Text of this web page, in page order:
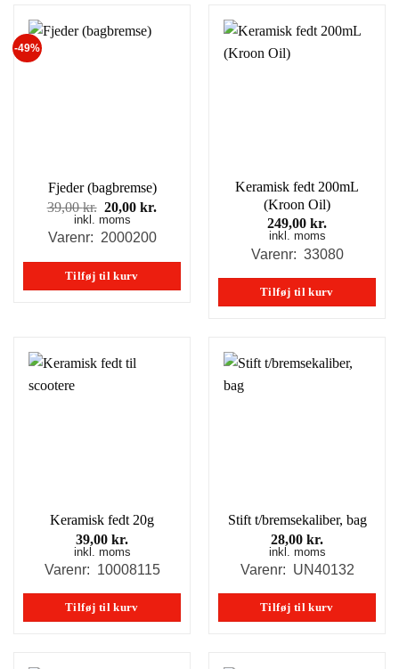
-49%
Fjeder (bagbremse)
39,00kr. Den
oprindelige
pris
39,00 kr..
20,00kr.
pris
20,00 kr..
inkl. moms
Varenr: 2000200
Tilføj til kurv
Keramisk fedt 200mL
(Kroon Oil)
249,00 kr.
inkl. moms
Varenr: 33080
Tilføj til kurv
Keramisk fedt 20g
39,00 kr.
inkl. moms
Varenr: 10008115
Tilføj til kurv
Stift t/bremsekaliber, bag
28,00 kr.
inkl. moms
Varenr: UN40132
Tilføj til kurv